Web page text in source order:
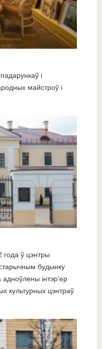
і
майстроў і
года ў цэнтры
будынку
адноўлены інтэр'ер
культурных цэнтраў